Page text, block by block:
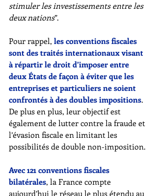
stimuler les investissements entre les
deux nations”.
Pour rappel, les conventions fiscales
sont des traités internationaux visant
à répartir le droit d’imposer entre
deux États de façon à éviter que les
entreprises et particuliers ne soient
confrontés à des doubles impositions.
De plus en plus, leur objectif est
également de lutter contre la fraude et
l’évasion fiscale en limitant les
possibilités de double non-imposition.
Avec 121 conventions fiscales
bilatérales, la France compte
aujourd’hui le réseau le plus étendu au